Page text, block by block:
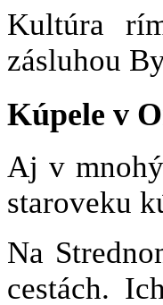
Kultúra
zásluhou
Kúpele v
Aj v
staroveku
Na
cestách.